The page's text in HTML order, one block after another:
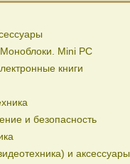
Mini PC
книги
и безопасность
и аксессуары